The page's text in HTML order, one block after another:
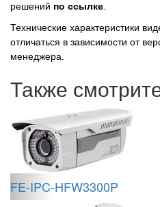
решений по ссылке.
Технические характеристики
отличаться в зависимости от
менеджера.
Также
FE-IPC-HFW3300P